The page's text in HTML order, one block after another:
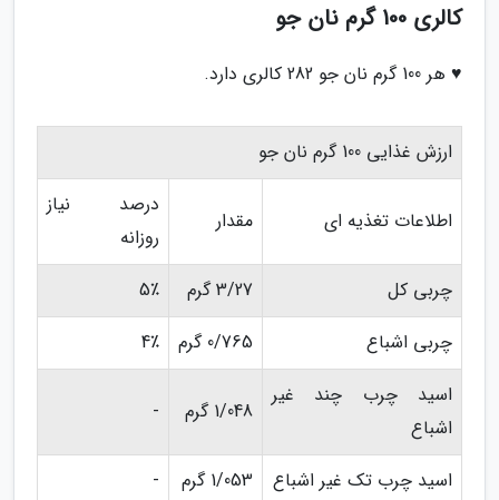
کالری 100 گرم نان جو
♥ هر 100 گرم نان جو 282 کالری دارد.
ارزش غذایی 100 گرم نان جو
اطلاعات تغذیه ای مقدار
درصد نیاز
روزانه
چربی کل
3/27 گرم
5٪
چربی اشباع
0/765 گرم
4٪
اسید چرب چند غیر
اشباع
1/048 گرم -
اسید چرب تک غیر اشباع 1/053 گرم -